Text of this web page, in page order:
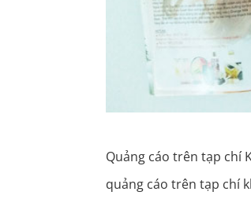
Quảng cáo trên tạp chí
quảng cáo trên tạp chí